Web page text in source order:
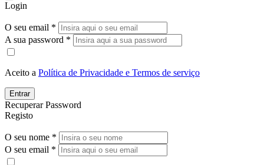
Login
O seu email *
A sua password *
Aceito a Política de Privacidade e Termos de serviço
Entrar
Recuperar Password
Registo
O seu nome *
O seu email *